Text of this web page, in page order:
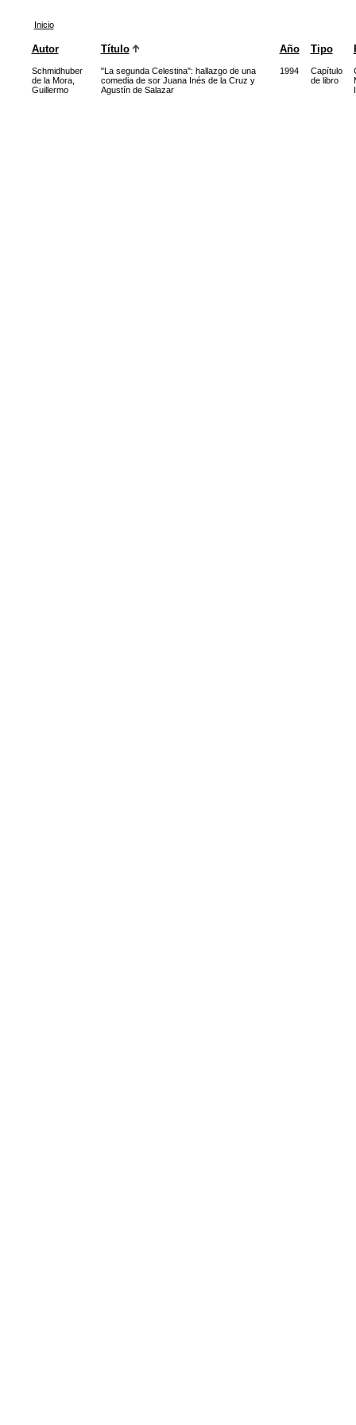
Inicio
Autor Título Año Tipo
Schmidhuber
de la Mora,
Guillermo
"La segunda Celestina": hallazgo de una
comedia de sor Juana Inés de la Cruz y
Agustín de Salazar
1994
Capítulo
de libro